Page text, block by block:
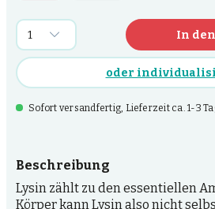
In
oder
Sofort versandfertig, Lieferzeit ca. 1-3
Beschreibung
Lysin zählt zu den essentiellen
Körper kann Lysin also nicht